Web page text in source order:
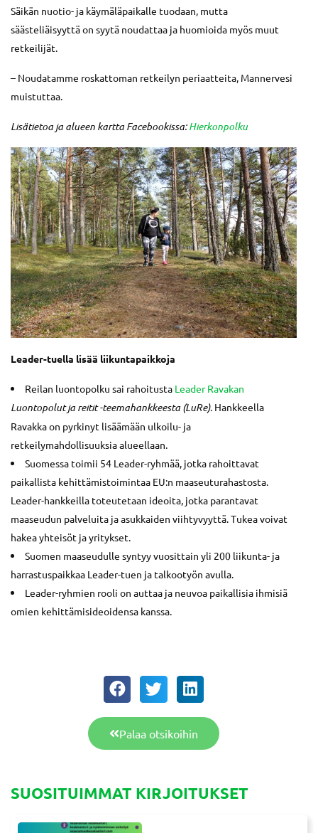
Säikän nuotio- ja käymäläpaikalle tuodaan, mutta
säästeliäisyyttä on syytä noudattaa ja huomioida myös muut
retkeilijät.
– Noudatamme roskattoman retkeilyn periaatteita, Mannervesi
muistuttaa.
Lisätietoa ja alueen kartta Facebookissa:Hierkonpolku
Leader-tuella lisää liikuntapaikkoja
Reilan luontopolku sai rahoitusta Leader Ravakan
Luontopolut ja reitit -teemahankkeesta (LuRe). Hankkeella
Ravakka on pyrkinyt lisäämään ulkoilu- ja
retkeilymahdollisuuksia alueellaan.
Suomessa toimii 54 Leader-ryhmää, jotka rahoittavat
paikallista kehittämistoimintaa EU:n maaseuturahastosta.
Leader-hankkeilla toteutetaan ideoita, jotka parantavat
maaseudun palveluita ja asukkaiden viihtyvyyttä. Tukea voivat
hakea yhteisöt ja yritykset.
Suomen maaseudulle syntyy vuosittain yli 200 liikunta- ja
harrastuspaikkaa Leader-tuen ja talkootyön avulla.
Leader-ryhmien rooli on auttaa ja neuvoa paikallisia ihmisiä
omien kehittämisideoidensa kanssa.
Palaa otsikoihin
SUOSITUIMMAT KIRJOITUKSET